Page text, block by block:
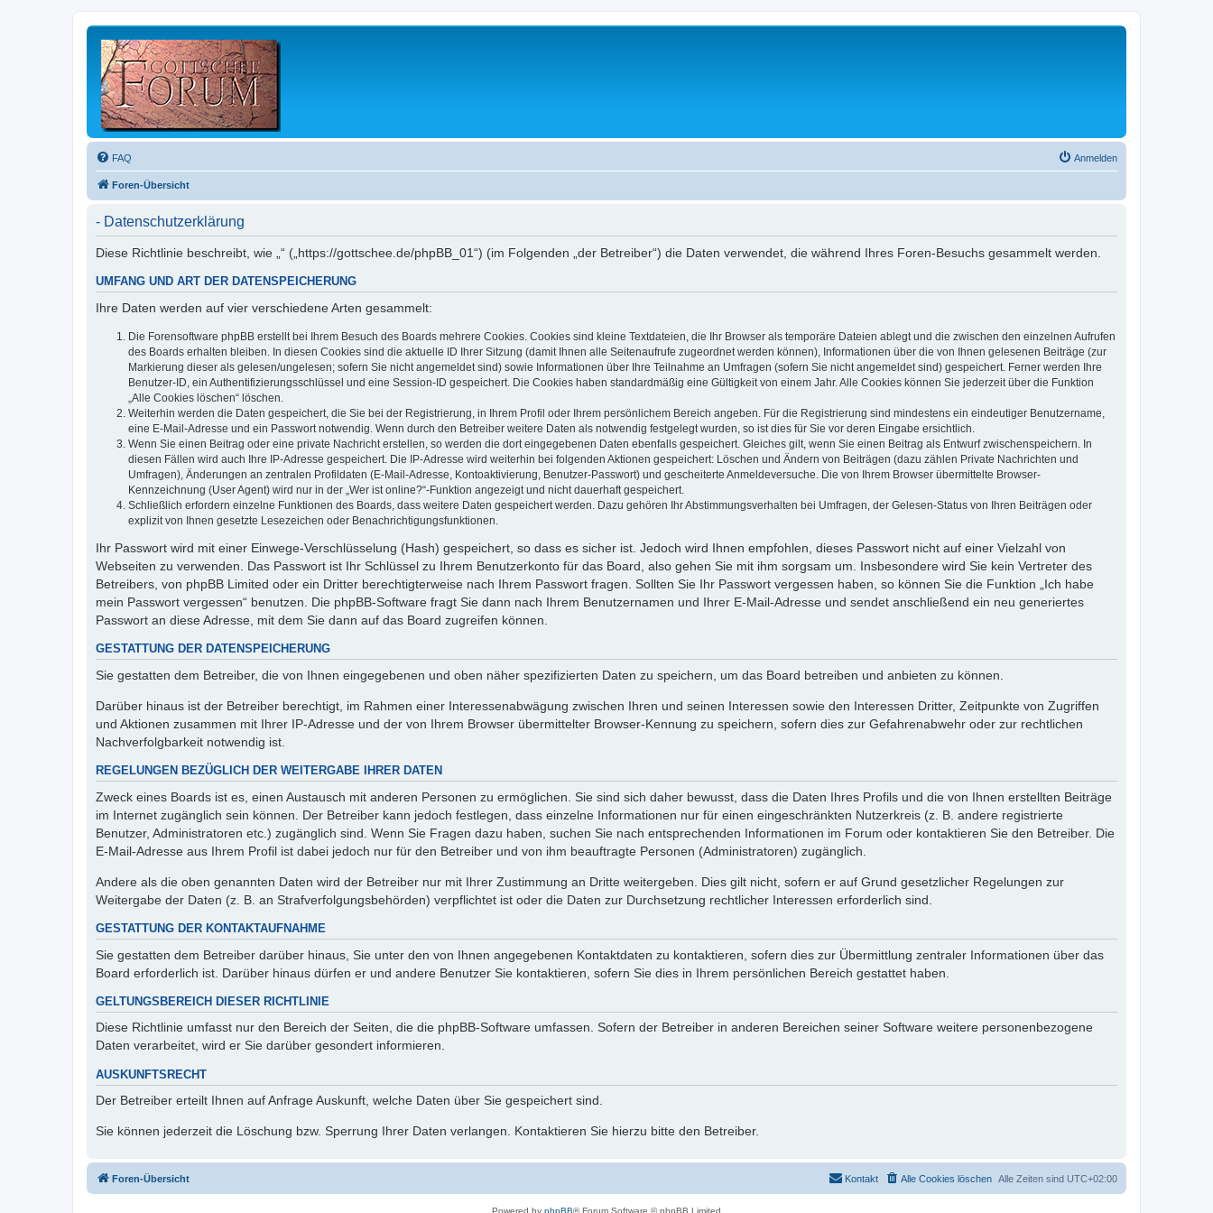
FAQ Anmelden
Foren-Übersicht
- Datenschutzerklärung
Diese Richtlinie beschreibt, wie „“ („https://gottschee.de/phpBB_01“) (im Folgenden „der Betreiber“) die Daten verwendet, die während Ihres Foren-Besuchs gesammelt werden.
UMFANG UND ART DER DATENSPEICHERUNG
Ihre Daten werden auf vier verschiedene Arten gesammelt:
Die Forensoftware phpBB erstellt bei Ihrem Besuch des Boards mehrere Cookies. Cookies sind kleine Textdateien, die Ihr Browser als temporäre Dateien ablegt und die zwischen den einzelnen Aufrufen
des Boards erhalten bleiben. In diesen Cookies sind die aktuelle ID Ihrer Sitzung (damit Ihnen alle Seitenaufrufe zugeordnet werden können), Informationen über die von Ihnen gelesenen Beiträge (zur
Markierung dieser als gelesen/ungelesen; sofern Sie nicht angemeldet sind) sowie Informationen über Ihre Teilnahme an Umfragen (sofern Sie nicht angemeldet sind) gespeichert. Ferner werden Ihre
Benutzer-ID, ein Authentifizierungsschlüssel und eine Session-ID gespeichert. Die Cookies haben standardmäßig eine Gültigkeit von einem Jahr. Alle Cookies können Sie jederzeit über die Funktion
„Alle Cookies löschen“ löschen.
Weiterhin werden die Daten gespeichert, die Sie bei der Registrierung, in Ihrem Profil oder Ihrem persönlichem Bereich angeben. Für die Registrierung sind mindestens ein eindeutiger Benutzername,
eine E-Mail-Adresse und ein Passwort notwendig. Wenn durch den Betreiber weitere Daten als notwendig festgelegt wurden, so ist dies für Sie vor deren Eingabe ersichtlich.
Wenn Sie einen Beitrag oder eine private Nachricht erstellen, so werden die dort eingegebenen Daten ebenfalls gespeichert. Gleiches gilt, wenn Sie einen Beitrag als Entwurf zwischenspeichern. In
diesen Fällen wird auch Ihre IP-Adresse gespeichert. Die IP-Adresse wird weiterhin bei folgenden Aktionen gespeichert: Löschen und Ändern von Beiträgen (dazu zählen Private Nachrichten und
Umfragen), Änderungen an zentralen Profildaten (E-Mail-Adresse, Kontoaktivierung, Benutzer-Passwort) und gescheiterte Anmeldeversuche. Die von Ihrem Browser übermittelte Browser-
Kennzeichnung (User Agent) wird nur in der „Wer ist online?“-Funktion angezeigt und nicht dauerhaft gespeichert.
Schließlich erfordern einzelne Funktionen des Boards, dass weitere Daten gespeichert werden. Dazu gehören Ihr Abstimmungsverhalten bei Umfragen, der Gelesen-Status von Ihren Beiträgen oder
explizit von Ihnen gesetzte Lesezeichen oder Benachrichtigungsfunktionen.
Ihr Passwort wird mit einer Einwege-Verschlüsselung (Hash) gespeichert, so dass es sicher ist. Jedoch wird Ihnen empfohlen, dieses Passwort nicht auf einer Vielzahl von
Webseiten zu verwenden. Das Passwort ist Ihr Schlüssel zu Ihrem Benutzerkonto für das Board, also gehen Sie mit ihm sorgsam um. Insbesondere wird Sie kein Vertreter des
Betreibers, von phpBB Limited oder ein Dritter berechtigterweise nach Ihrem Passwort fragen. Sollten Sie Ihr Passwort vergessen haben, so können Sie die Funktion „Ich habe
mein Passwort vergessen“ benutzen. Die phpBB-Software fragt Sie dann nach Ihrem Benutzernamen und Ihrer E-Mail-Adresse und sendet anschließend ein neu generiertes
Passwort an diese Adresse, mit dem Sie dann auf das Board zugreifen können.
GESTATTUNG DER DATENSPEICHERUNG
Sie gestatten dem Betreiber, die von Ihnen eingegebenen und oben näher spezifizierten Daten zu speichern, um das Board betreiben und anbieten zu können.
Darüber hinaus ist der Betreiber berechtigt, im Rahmen einer Interessenabwägung zwischen Ihren und seinen Interessen sowie den Interessen Dritter, Zeitpunkte von Zugriffen
und Aktionen zusammen mit Ihrer IP-Adresse und der von Ihrem Browser übermittelter Browser-Kennung zu speichern, sofern dies zur Gefahrenabwehr oder zur rechtlichen
Nachverfolgbarkeit notwendig ist.
REGELUNGEN BEZÜGLICH DER WEITERGABE IHRER DATEN
Zweck eines Boards ist es, einen Austausch mit anderen Personen zu ermöglichen. Sie sind sich daher bewusst, dass die Daten Ihres Profils und die von Ihnen erstellten Beiträge
im Internet zugänglich sein können. Der Betreiber kann jedoch festlegen, dass einzelne Informationen nur für einen eingeschränkten Nutzerkreis (z. B. andere registrierte
Benutzer, Administratoren etc.) zugänglich sind. Wenn Sie Fragen dazu haben, suchen Sie nach entsprechenden Informationen im Forum oder kontaktieren Sie den Betreiber. Die
E-Mail-Adresse aus Ihrem Profil ist dabei jedoch nur für den Betreiber und von ihm beauftragte Personen (Administratoren) zugänglich.
Andere als die oben genannten Daten wird der Betreiber nur mit Ihrer Zustimmung an Dritte weitergeben. Dies gilt nicht, sofern er auf Grund gesetzlicher Regelungen zur
Weitergabe der Daten (z. B. an Strafverfolgungsbehörden) verpflichtet ist oder die Daten zur Durchsetzung rechtlicher Interessen erforderlich sind.
GESTATTUNG DER KONTAKTAUFNAHME
Sie gestatten dem Betreiber darüber hinaus, Sie unter den von Ihnen angegebenen Kontaktdaten zu kontaktieren, sofern dies zur Übermittlung zentraler Informationen über das
Board erforderlich ist. Darüber hinaus dürfen er und andere Benutzer Sie kontaktieren, sofern Sie dies in Ihrem persönlichen Bereich gestattet haben.
GELTUNGSBEREICH DIESER RICHTLINIE
Diese Richtlinie umfasst nur den Bereich der Seiten, die die phpBB-Software umfassen. Sofern der Betreiber in anderen Bereichen seiner Software weitere personenbezogene
Daten verarbeitet, wird er Sie darüber gesondert informieren.
AUSKUNFTSRECHT
Der Betreiber erteilt Ihnen auf Anfrage Auskunft, welche Daten über Sie gespeichert sind.
Sie können jederzeit die Löschung bzw. Sperrung Ihrer Daten verlangen. Kontaktieren Sie hierzu bitte den Betreiber.
Foren-Übersicht Alle Zeiten sind UTC+02:00
Alle Cookies löschen
Kontakt
Powered by phpBB® Forum Software © phpBB Limited